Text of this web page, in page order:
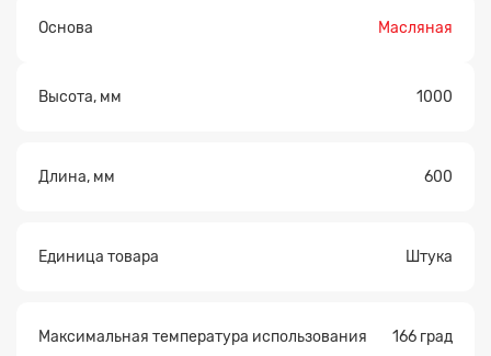
Основа Масляная
Высота, мм 1000
Длина, мм 600
Единица товара Штука
Максимальная температура использования 166 град